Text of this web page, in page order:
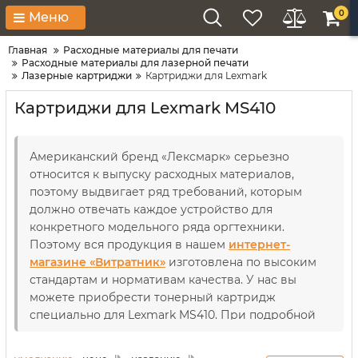
Меню 0
Главная
Расходные материалы для печати
Расходные материалы для лазерной печати
Лазерные картриджи
Картриджи для Lexmark
Картриджи для Lexmark MS410
Американский бренд «Лексмарк» серьезно
относится к выпуску расходных материалов,
поэтому выдвигает ряд требований, которым
должно отвечать каждое устройство для
конкретного модельного ряда оргтехники.
Поэтому вся продукция в нашем интернет-
магазине «Витратник» изготовлена ​​по высоким
стандартам и нормативам качества. У нас вы
можете приобрести тонерный картридж
специально для Lexmark MS410. При подробной